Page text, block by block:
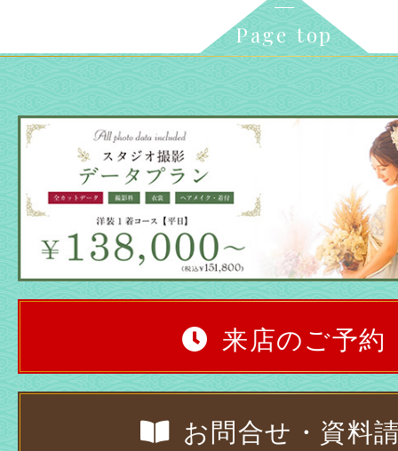
Page top
来店のご予約
お問合せ・資料